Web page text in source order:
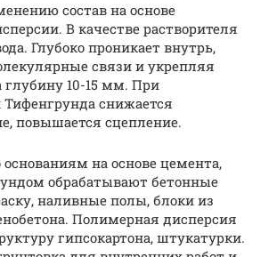
состав на основе
В качестве растворителя
Глубоко проникает внутрь,
связи и укрепляя
глубину 10-15 мм. При
Тифенгрунда снижается
повышается сцепление.
на основе цемента,
обрабатывают бетонные
наливные полы, блоки из
Полимерная дисперсия
гипсокартона, штукатурки.